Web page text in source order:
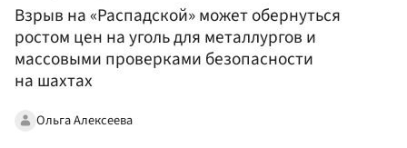
Взрыв на «Распадской» может обернуться
ростом цен на уголь для металлургов и
массовыми проверками безопасности
на шахтах
Ольга Алексеева